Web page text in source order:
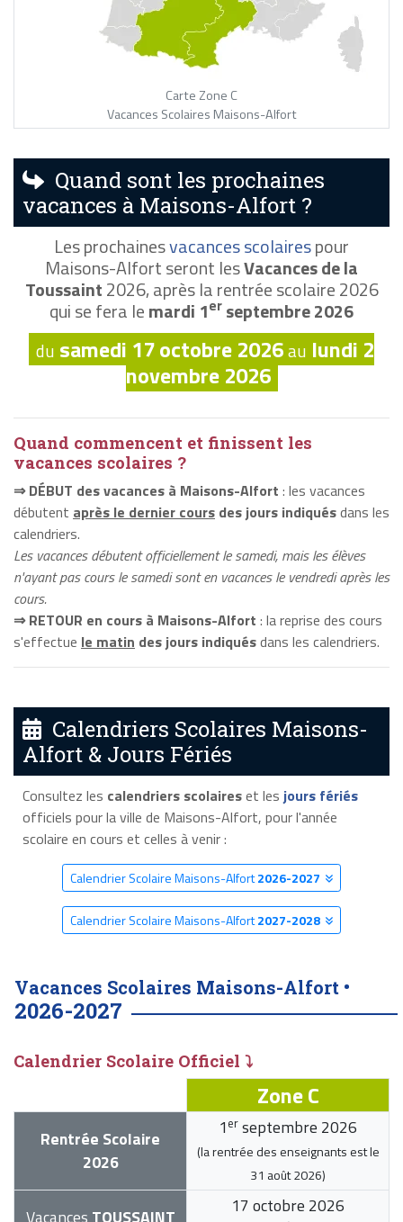
Carte Zone C
Vacances Scolaires Maisons-Alfort
Quand sont les prochaines
vacances à Maisons-Alfort ?
Les prochainesvacances scolairespour
Maisons-Alfort seront lesVacances de la
Toussaint2026, après la rentrée scolaire 2026
qui se fera lemardi 1er septembre 2026
du samedi 17 octobre 2026au lundi 2
novembre 2026
Quand commencent et finissent les
vacances scolaires ?
⇒ DÉBUT des vacances à Maisons-Alfort : les vacances
débutent après le dernier cours des jours indiquésdans les
calendriers.
Les vacances débutent officiellement le samedi, mais les élèves
n'ayant pas cours le samedi sont en vacances le vendredi après les
cours.
⇒ RETOUR en cours à Maisons-Alfort : la reprise des cours
s'effectue le matin des jours indiquésdans les calendriers.
Calendriers Scolaires Maisons-
Alfort & Jours Fériés
Consultez les calendriers scolaireset les jours fériés
officiels pour la ville de Maisons-Alfort, pour l'année
scolaire en cours et celles à venir :
Calendrier Scolaire Maisons-Alfort2026-2027
Calendrier Scolaire Maisons-Alfort2027-2028
Vacances Scolaires Maisons-Alfort •
2026-2027
Calendrier Scolaire Officiel ⤵
Zone C
Rentrée Scolaire
2026
1 er septembre 2026
(la rentrée des enseignants est le
31 août 2026)
17 octobre 2026